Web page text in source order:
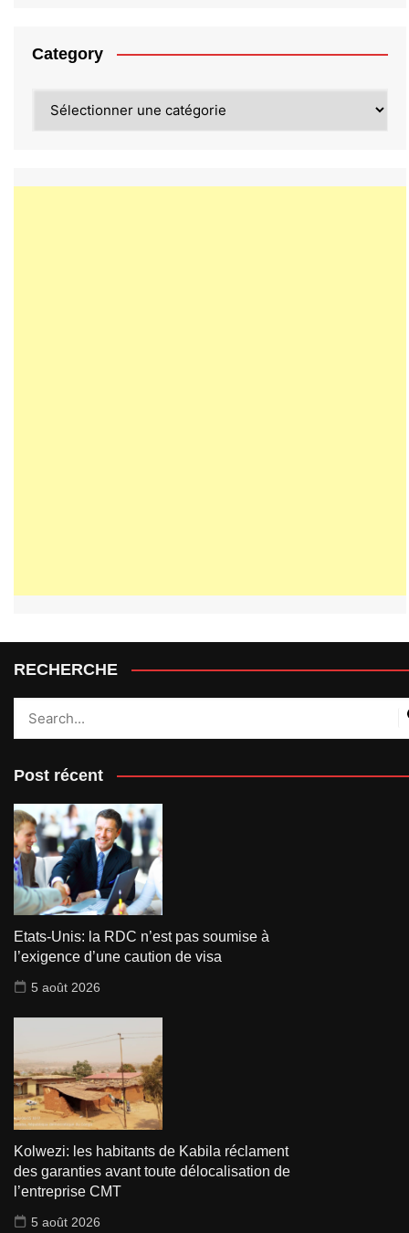
Category
RECHERCHE
Post récent
Etats-Unis: la RDC n’est pas soumise à
l’exigence d’une caution de visa
5 août 2026
Kolwezi: les habitants de Kabila réclament
des garanties avant toute délocalisation de
l’entreprise CMT
5 août 2026